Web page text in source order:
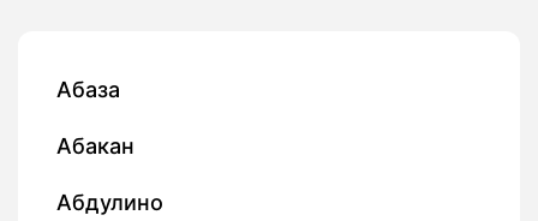
Абаза
Абакан
Абдулино